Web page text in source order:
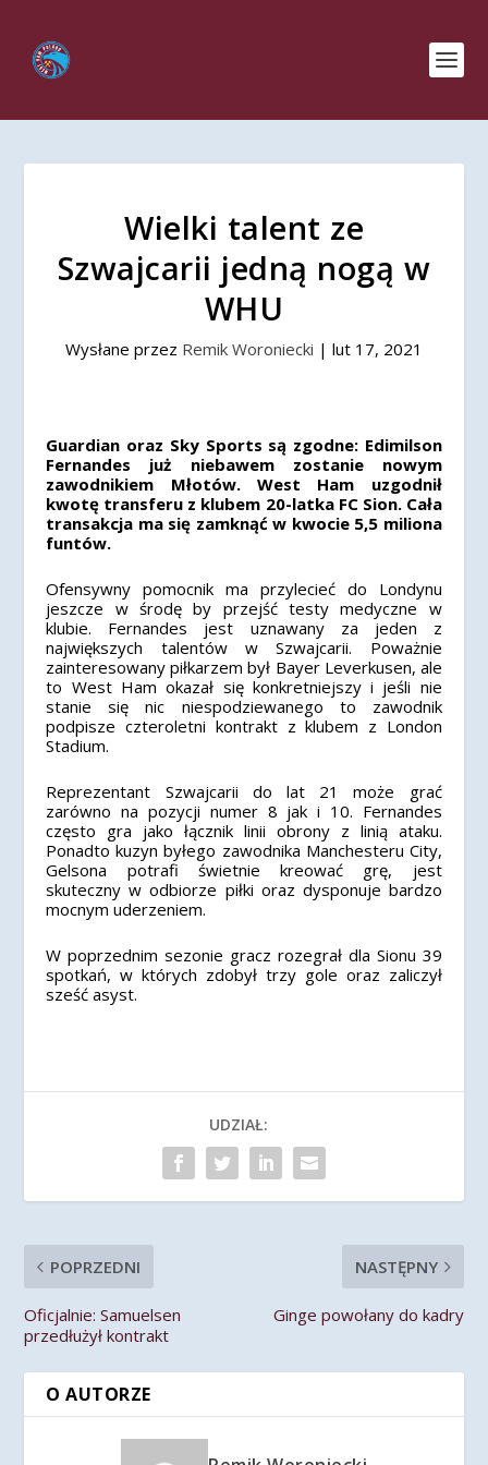
Wielki talent ze
Szwajcarii jedną nogą w
WHU
Wysłane przez Remik Woroniecki | lut 17, 2021
Guardian oraz Sky Sports są zgodne: Edimilson
Fernandes już niebawem zostanie nowym
zawodnikiem Młotów. West Ham uzgodnił
kwotę transferu z klubem 20-latka FC Sion. Cała
transakcja ma się zamknąć w kwocie 5,5 miliona
funtów.
Ofensywny pomocnik ma przylecieć do Londynu
jeszcze w środę by przejść testy medyczne w
klubie. Fernandes jest uznawany za jeden z
największych talentów w Szwajcarii. Poważnie
zainteresowany piłkarzem był Bayer Leverkusen, ale
to West Ham okazał się konkretniejszy i jeśli nie
stanie się nic niespodziewanego to zawodnik
podpisze czteroletni kontrakt z klubem z London
Stadium.
Reprezentant Szwajcarii do lat 21 może grać
zarówno na pozycji numer 8 jak i 10. Fernandes
często gra jako łącznik linii obrony z linią ataku.
Ponadto kuzyn byłego zawodnika Manchesteru City,
Gelsona potrafi świetnie kreować grę, jest
skuteczny w odbiorze piłki oraz dysponuje bardzo
mocnym uderzeniem.
W poprzednim sezonie gracz rozegrał dla Sionu 39
spotkań, w których zdobył trzy gole oraz zaliczył
sześć asyst.
UDZIAŁ:
POPRZEDNI
Oficjalnie: Samuelsen
przedłużył kontrakt
NASTĘPNY
Ginge powołany do kadry
O AUTORZE